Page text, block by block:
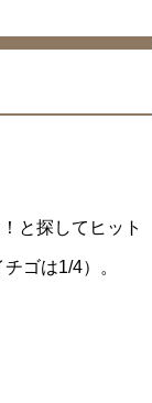
と探してヒット
ゴは1/4）。